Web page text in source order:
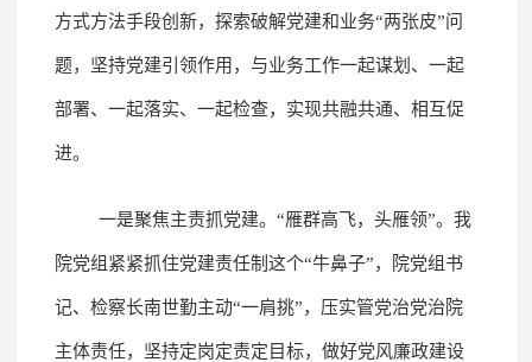
方式方法手段创新，探索破解党建和业务“两张皮”问
题，坚持党建引领作用，与业务工作一起谋划、一起
部署、一起落实、一起检查，实现共融共通、相互促
进。
一是聚焦主责抓党建。“雁群高飞，头雁领”。我
院党组紧紧抓住党建责任制这个“牛鼻子”，院党组书
记、检察长南世勤主动“一肩挑”，压实管党治党治院
主体责任，坚持定岗定责定目标，做好党风廉政建设